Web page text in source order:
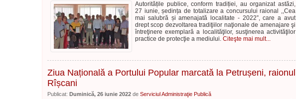
Autoritățile publice, conform tradiției, au organizat astăzi,
27 iunie, ședința de totalizare a concursului raional ,,Cea
mai salubră și amenajată localitate - 2022”, care a avut
drept scop dezvoltarea tradiţiilor naţionale de amenajare şi
întreţinere exemplară a localităţilor, susţinerea activităţilor
practice de protecţie a mediului. Citeşte mai mult...
Ziua Națională a Portului Popular marcată la Petrușeni, raionul
Rîșcani
Publicat: Duminică, 26 iunie 2022 de Serviciul Administraţie Publică